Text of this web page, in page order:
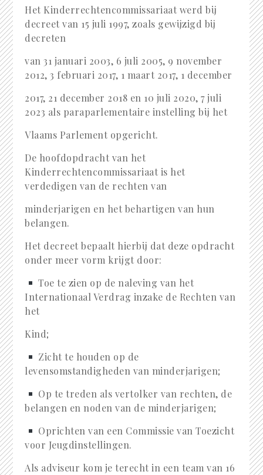
Het Kinderrechtencommissariaat werd bij
decreet van 15 juli 1997, zoals gewijzigd bij
decreten
van 31 januari 2003, 6 juli 2005, 9 november
2012, 3 februari 2017, 1 maart 2017, 1 december
2017, 21 december 2018 en 10 juli 2020, 7 juli
2023 als paraparlementaire instelling bij het
Vlaams Parlement opgericht.
De hoofdopdracht van het
Kinderrechtencommissariaat is het
verdedigen van de rechten van
minderjarigen en het behartigen van hun
belangen.
Het decreet bepaalt hierbij dat deze opdracht
onder meer vorm krijgt door:
Toe te zien op de naleving van het
Internationaal Verdrag inzake de Rechten van
het
Kind;
Zicht te houden op de
levensomstandigheden van minderjarigen;
Op te treden als vertolker van rechten, de
belangen en noden van de minderjarigen;
Oprichten van een Commissie van Toezicht
voor Jeugdinstellingen.
Als adviseur kom je terecht in een team van 16